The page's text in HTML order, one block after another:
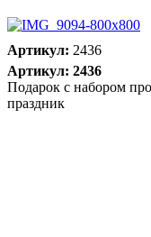
Артикул: 2436
Артикул: 2436
Подарок с набором
праздник